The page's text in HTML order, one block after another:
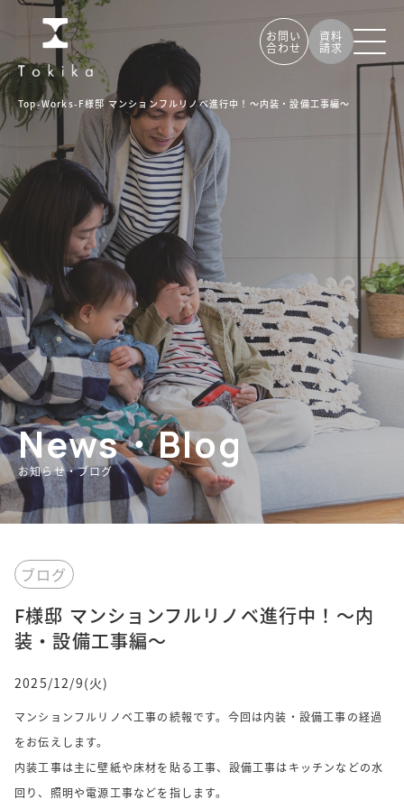
お問い
合わせ
資料
請求
Top-Works- F様邸 マンションフルリノベ進行中！～内装・設備工事編～
News・Blog
お知らせ・ブログ
ブログ
F様邸 マンションフルリノベ進行中！～内
装・設備工事編～
2025/12/9(火)
マンションフルリノベ工事の続報です。今回は内装・設備工事の経過
をお伝えします。
内装工事は主に壁紙や床材を貼る工事、設備工事はキッチンなどの水
回り、照明や電源工事などを指します。